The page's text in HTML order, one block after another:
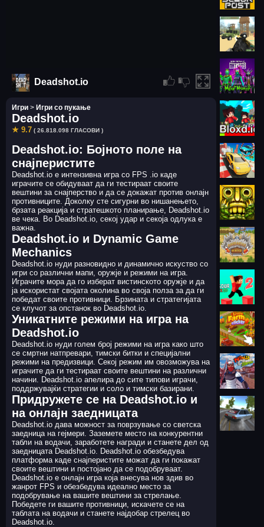
Deadshot.io
Игри > Игри со пукање
Deadshot.io
★ 9.7 ( 26.818.098 ГЛАСОВИ )
Deadshot.io: Бојното поле на
снајперистите
Deadshot.io е интензивна игра со FPS .io каде
играчите се обидуваат да ги тестираат своите
вештини за снајперство и да се докажат против онлајн
противниците. Доколку сте сигурни во нишанењето,
брзата реакција и стратешкото планирање, Deadshot.io
ве чека. Во Deadshot.io, секој удар и секоја одлука е
важна.
Deadshot.io и Dynamic Game
Mechanics
Deadshot.io нуди разновидно и динамично искуство со
игри со различни мапи, оружје и режими на игра.
Играчите мора да го изберат вистинското оружје и да
ја искористат својата околина во своја полза за да ги
победат своите противници. Брзината и стратегијата
се клучот за опстанок во Deadshot.io.
Уникатните режими на игра на
Deadshot.io
Deadshot.io нуди голем број режими на игра како што
се смртни натпревари, тимски битки и специјални
режими на предизвици. Секој режим им овозможува на
играчите да ги тестираат своите вештини на различни
начини. Deadshot.io апелира до сите типови играчи,
поддржувајќи стратегии и соло и тимски базирани.
Придружете се на Deadshot.io и
на онлајн заедницата
Deadshot.io дава можност за поврзување со светска
заедница на гејмери. Заземете место на конкурентни
табли на водачи, заработете награди и станете дел од
заедницата Deadshot.io. Deadshot.io обезбедува
платформа каде снајперистите можат да ги покажат
своите вештини и постојано да се подобруваат.
Deadshot.io е онлајн игра која внесува нов здив во
жанрот FPS и обезбедува идеално место за
подобрување на вашите вештини за стрелање.
Победете ги вашите противници, искачете се на
таблата на водачи и станете најдобар стрелец во
Deadshot.io.